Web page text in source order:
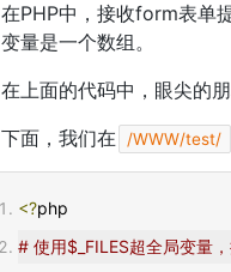
在PHP中，接收form表单
变量是一个数组。
在上面的代码中，眼尖的
下面，我们在
/WWW/test/
<?php
# 使用$_FILES超全局变量